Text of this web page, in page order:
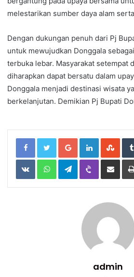
melestarikan sumber daya alam
Dengan dukungan penuh dari Pj
untuk mewujudkan Donggala
terbuka lebar. Masyarakat setempat
diharapkan dapat bersatu dalam
Donggala menjadi destinasi wisata
berkelanjutan. Demikian Pj Bupati
Google+LinkedIn
VKontakteWhatsAppTelegramViber
admin